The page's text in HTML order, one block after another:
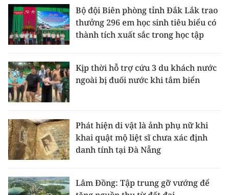
FRANÇAIS
РУССКИЙ
ESPAÑOL
한국어
Bộ đội Biên phòng tỉnh Đắk Lắk trao
thưởng 296 em học sinh tiêu biểu có
thành tích xuất sắc trong học tập
Kịp thời hỗ trợ cứu 3 du khách nước
ngoài bị đuối nước khi tắm biển
Phát hiện di vật là ảnh phụ nữ khi
khai quật mộ liệt sĩ chưa xác định
danh tính tại Đà Nẵng
Lâm Đồng: Tập trung gỡ vướng để